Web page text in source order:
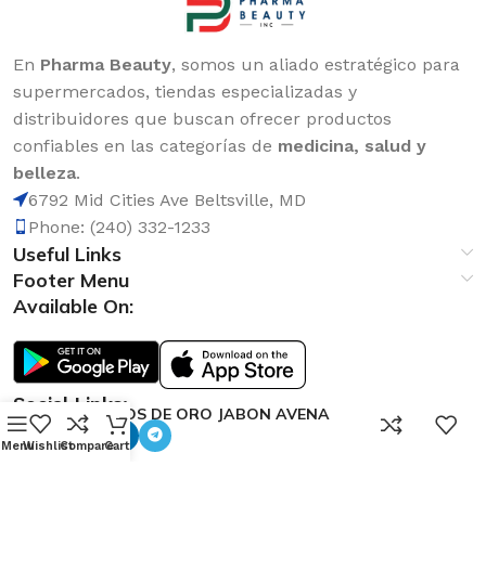
En Pharma Beauty, somos un aliado estratégico para
supermercados, tiendas especializadas y
distribuidores que buscan ofrecer productos
confiables en las categorías de medicina, salud y
belleza.
6792 Mid Cities Ave Beltsville, MD
Phone: (240) 332-1233
Useful Links
Footer Menu
Available On:
Social Links:RICITOS DE ORO JABON AVENA
100g
MenuWishlistCompare
0
Cart